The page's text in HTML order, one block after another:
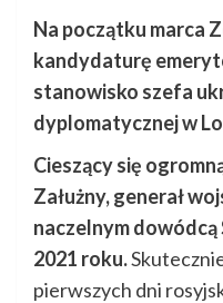
Na początku marca
kandydaturę
stanowisko szefa
dyplomatycznej w
Cieszący się
Załużny, generał
naczelnym dowódcą
2021 roku.
pierwszych dni